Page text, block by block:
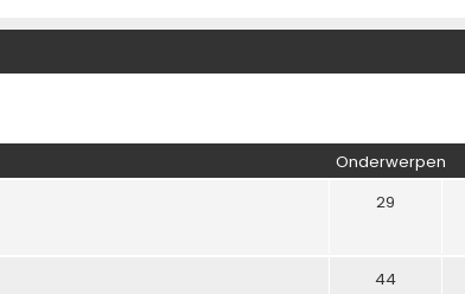
Onderwerpen
29
44